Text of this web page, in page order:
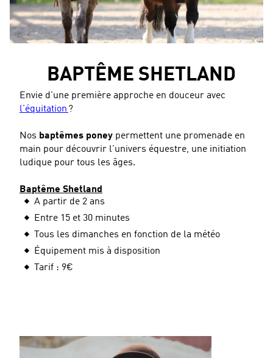
BAPTÊME SHETLAND
Envie d'une première approche en douceur avec
l'équitation ?
Nos baptêmes poney permettent une promenade en
main pour découvrir l'univers équestre, une initiation
ludique pour tous les âges.
Baptême Shetland
A partir de 2 ans
Entre 15 et 30 minutes
Tous les dimanches en fonction de la météo
Équipement mis à disposition
Tarif : 9€